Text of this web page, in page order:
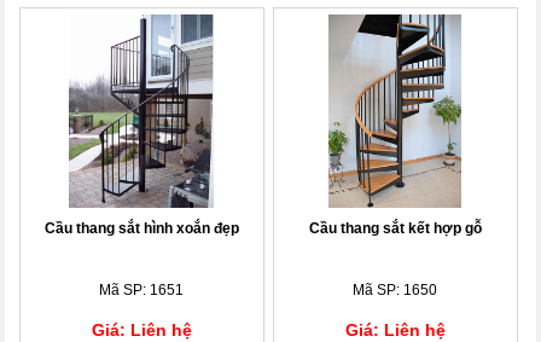
Cầu thang sắt hình xoắn đẹp
Mã SP: 1651
Giá: Liên hệ
Cầu thang sắt kết hợp gỗ
Mã SP: 1650
Giá: Liên hệ